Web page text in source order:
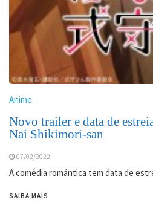
Anime
Novo trailer e data de
Nai Shikimori-san
07/02/2022
A comédia romântica tem data de
SAIBA MAIS